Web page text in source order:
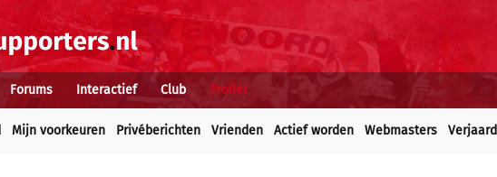
Forums Interactief Club Profiel
Mijn voorkeuren Privéberichten Vrienden Actief worden Webmasters